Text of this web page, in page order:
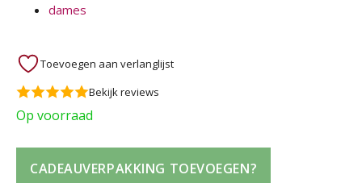
dames
Toevoegen aan verlanglijst
Bekijk reviews
Op voorraad
CADEAUVERPAKKING TOEVOEGEN?